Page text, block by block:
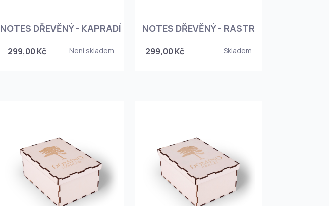
NOTES DŘEVĚNÝ - KAPRADÍ
299,00 Kč Není skladem
NOTES DŘEVĚNÝ - RASTR
299,00 Kč Skladem